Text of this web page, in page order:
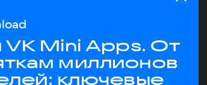
Mini Apps. От
миллионов
ключевые